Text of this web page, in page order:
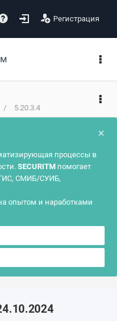
Регистрация
5.20.3.4
×
процессы в
SECURITM помогает
СМИБ/СУИБ,
опытом и наработками